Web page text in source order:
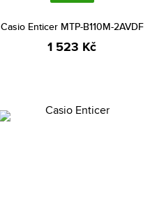
Casio Enticer MTP-B110M-2AVDF
1 523 Kč